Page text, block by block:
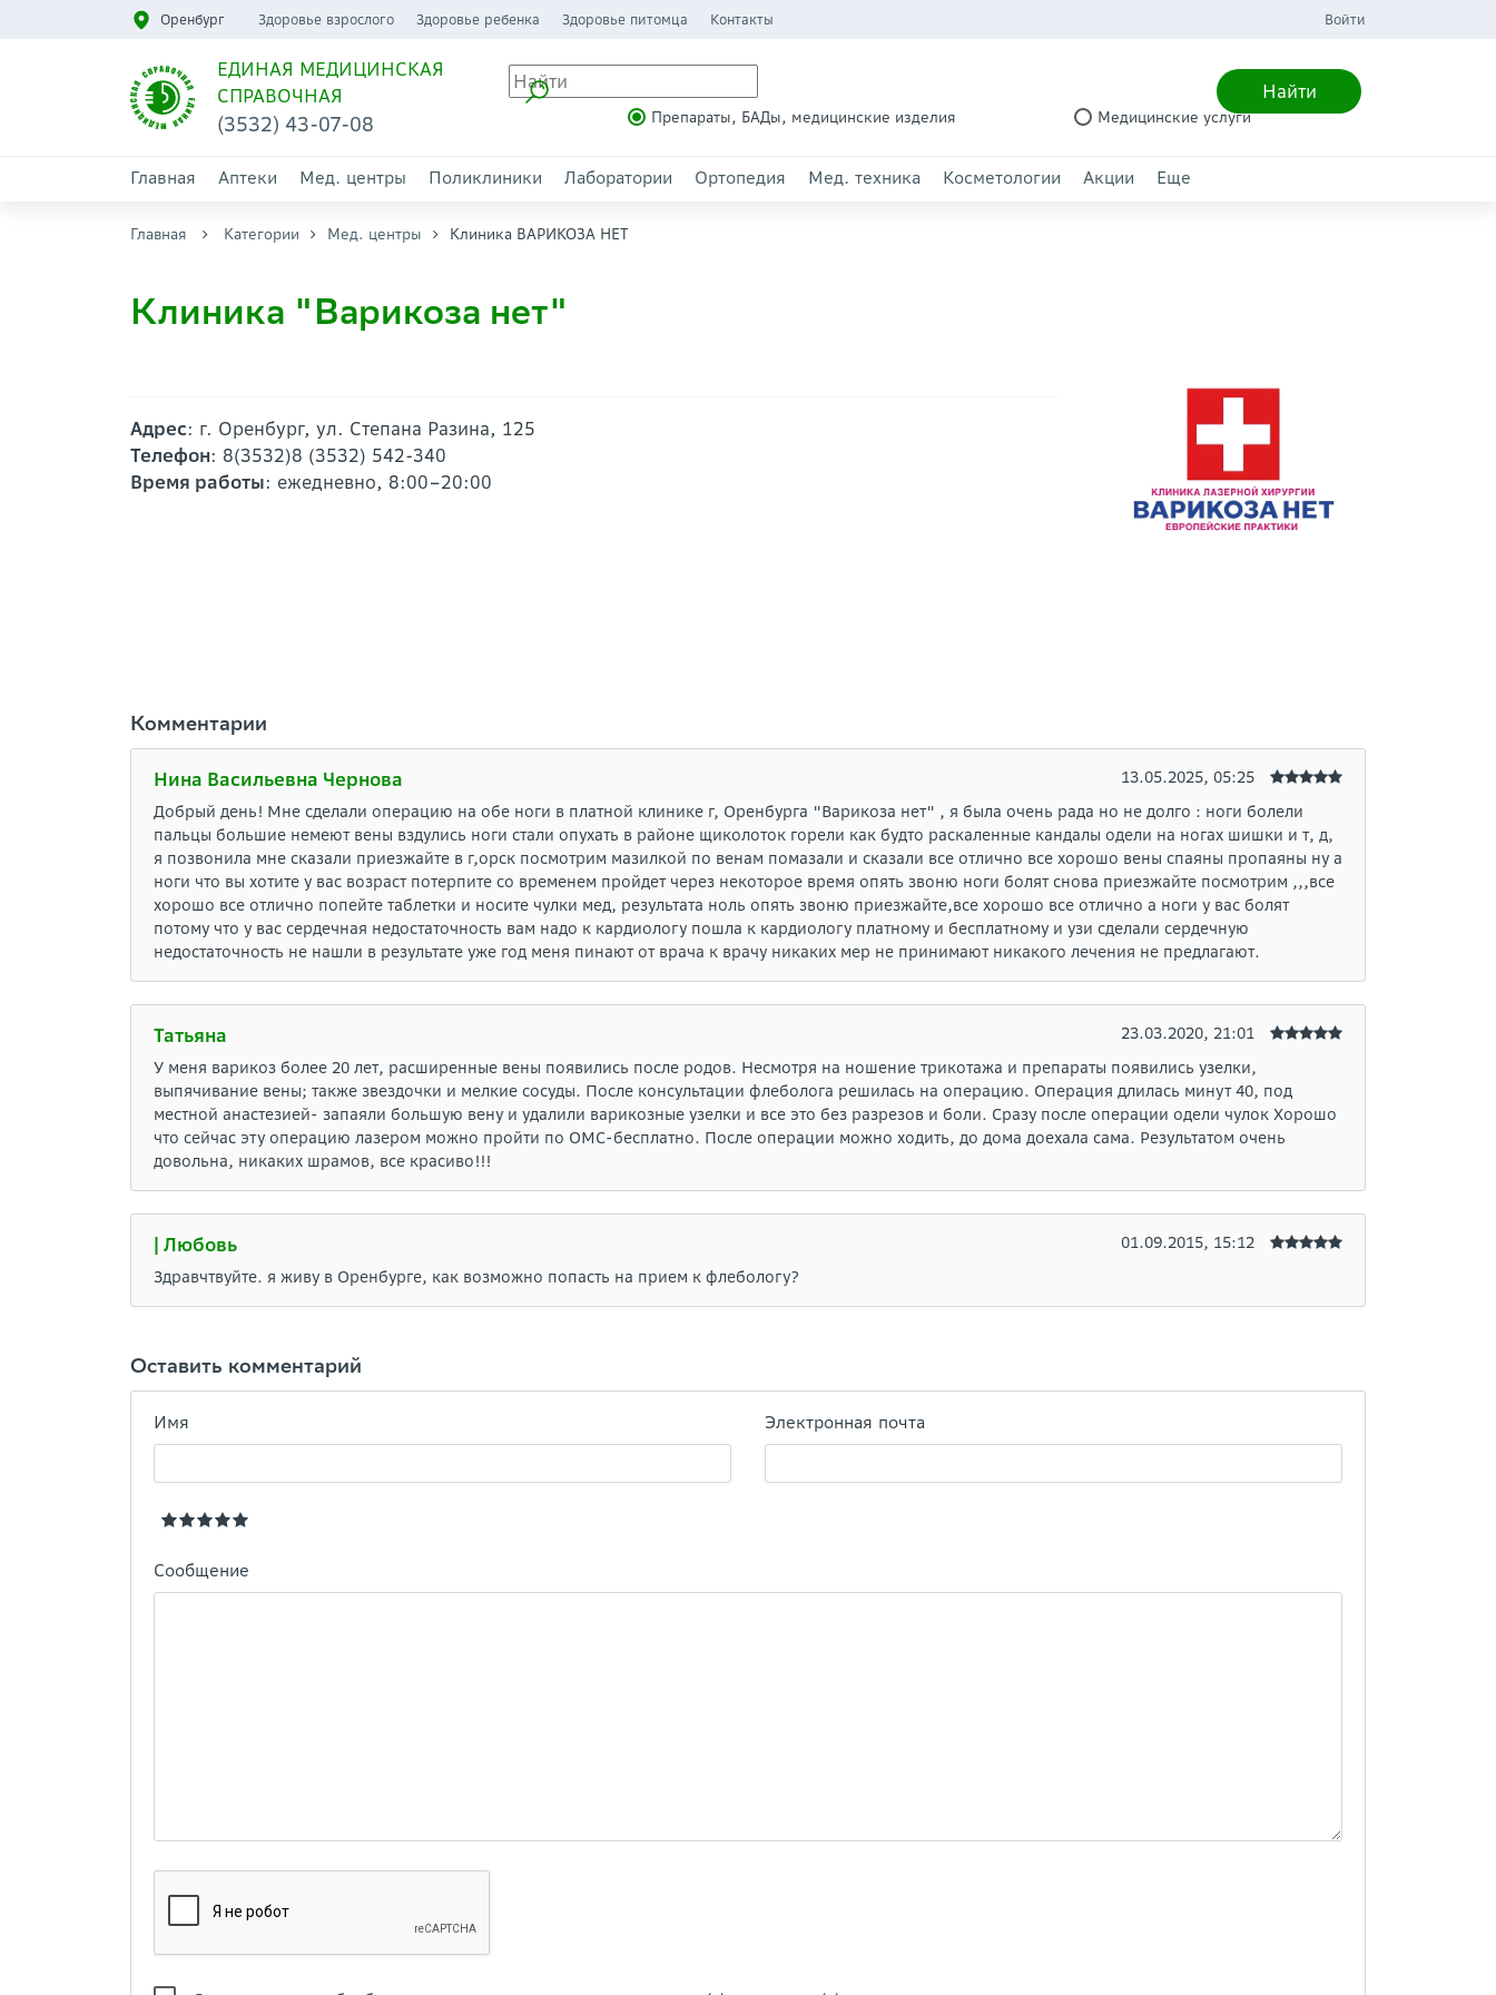
Оренбург Здоровье взрослого Здоровье ребенка Здоровье питомца Контакты Войти
ЕДИНАЯ МЕДИЦИНСКАЯ
СПРАВОЧНАЯ
(3532) 43-07-08
Найти
Препараты, БАДы, медицинские изделия Медицинские услуги
Главная Аптеки Мед. центры Поликлиники Лаборатории Ортопедия Мед. техника Косметологии Акции Еще
Главная Категории Мед. центры Клиника ВАРИКОЗА НЕТ
Клиника "Варикоза нет"
Адрес: г. Оренбург, ул. Степана Разина, 125
Телефон: 8(3532)8 (3532) 542-340
Время работы: ежедневно, 8:00–20:00
Комментарии
Нина Васильевна Чернова
13.05.2025, 05:25
Добрый день! Мне сделали операцию на обе ноги в платной клинике г, Оренбурга "Варикоза нет" , я была очень рада но не долго : ноги болели
пальцы большие немеют вены вздулись ноги стали опухать в районе щиколоток горели как будто раскаленные кандалы одели на ногах шишки и т, д,
я позвонила мне сказали приезжайте в г,орск посмотрим мазилкой по венам помазали и сказали все отлично все хорошо вены спаяны пропаяны ну а
ноги что вы хотите у вас возраст потерпите со временем пройдет через некоторое время опять звоню ноги болят снова приезжайте посмотрим ,,,все
хорошо все отлично попейте таблетки и носите чулки мед, результата ноль опять звоню приезжайте,все хорошо все отлично а ноги у вас болят
потому что у вас сердечная недостаточность вам надо к кардиологу пошла к кардиологу платному и бесплатному и узи сделали сердечную
недостаточность не нашли в результате уже год меня пинают от врача к врачу никаких мер не принимают никакого лечения не предлагают.
Татьяна
23.03.2020, 21:01
У меня варикоз более 20 лет, расширенные вены появились после родов. Несмотря на ношение трикотажа и препараты появились узелки,
выпячивание вены; также звездочки и мелкие сосуды. После консультации флеболога решилась на операцию. Операция длилась минут 40, под
местной анастезией- запаяли большую вену и удалили варикозные узелки и все это без разрезов и боли. Сразу после операции одели чулок Хорошо
что сейчас эту операцию лазером можно пройти по ОМС-бесплатно. После операции можно ходить, до дома доехала сама. Результатом очень
довольна, никаких шрамов, все красиво!!!
| Любовь
01.09.2015, 15:12
Здравчтвуйте. я живу в Оренбурге, как возможно попасть на прием к флебологу?
Оставить комментарий
Имя Электронная почта
Сообщение